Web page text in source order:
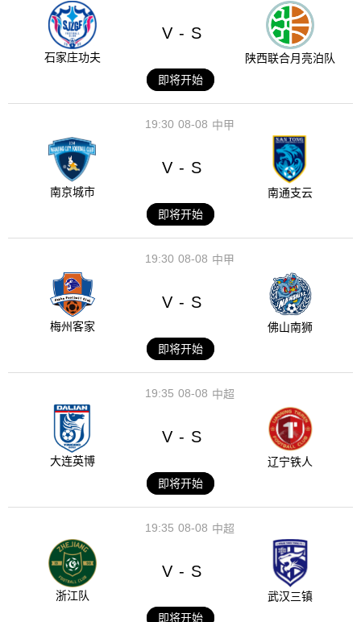
石家庄功夫
V - S
陕西联合月亮泊队
即将开始
08-08
19:30 中甲
南京城市
V - S
南通支云
即将开始
08-08
19:30 中甲
梅州客家
V - S
佛山南狮
即将开始
08-08
19:35 中超
大连英博
V - S
辽宁铁人
即将开始
08-08
19:35 中超
浙江队
V - S
武汉三镇
即将开始